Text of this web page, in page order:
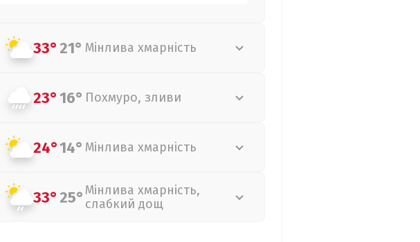
33°21° Мінлива хмарність
23°16° Похмуро, зливи
24°14° Мінлива хмарність
33°25°Мінлива хмарність,
слабкий дощ